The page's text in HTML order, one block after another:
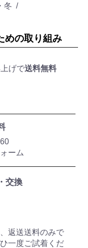
冬
めの取り組み
げで送料無料
ーム
交換
返送送料のみで
一度ご試着くだ